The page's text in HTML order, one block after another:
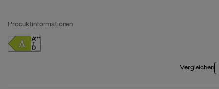
Produktinformationen
Vergleichen